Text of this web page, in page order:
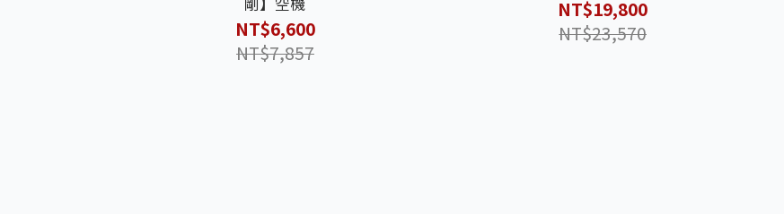
NT$6,600
NT$7,857
NT$19,800
NT$23,570